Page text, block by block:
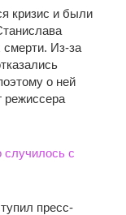
кризис и были
смерти. Из-за
о ней
режиссера
случилось с
пресс-